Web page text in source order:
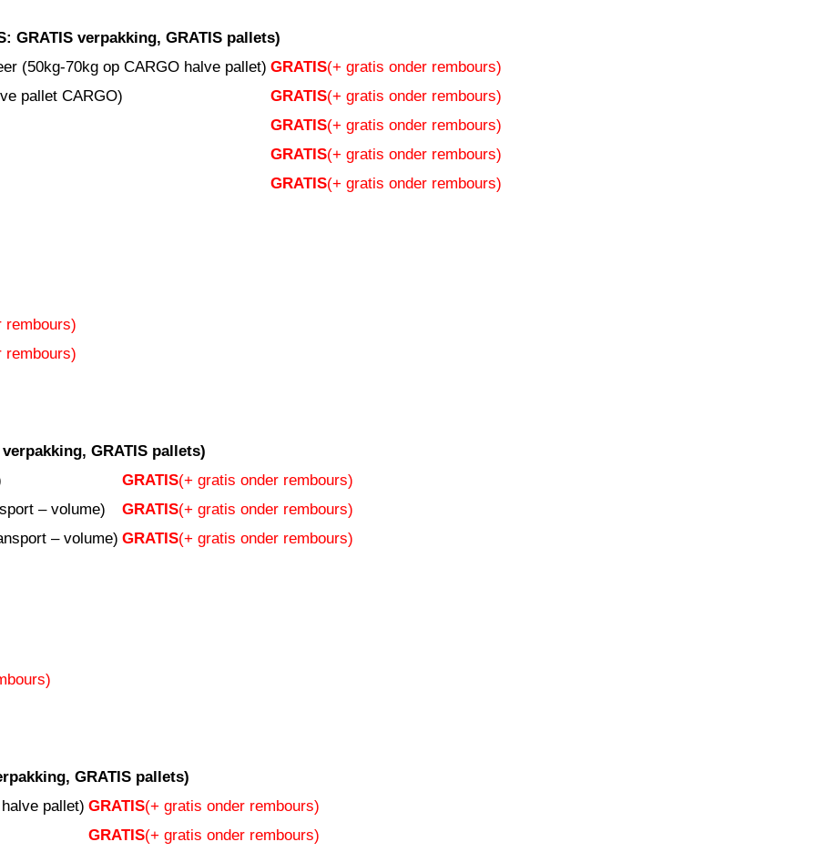
GRATIS verpakking, GRATIS pallets)
(50kg-70kg op CARGO halve pallet) GRATIS(+ gratis onder rembours)
pallet CARGO)
GRATIS(+ gratis onder rembours)
GRATIS(+ gratis onder rembours)
GRATIS(+ gratis onder rembours)
GRATIS(+ gratis onder rembours)
rembours)
rembours)
verpakking, GRATIS pallets)
GRATIS(+ gratis onder rembours)
– volume)
GRATIS(+ gratis onder rembours)
– volume) GRATIS(+ gratis onder rembours)
GRATIS pallets)
pallet) GRATIS(+ gratis onder rembours)
GRATIS(+ gratis onder rembours)